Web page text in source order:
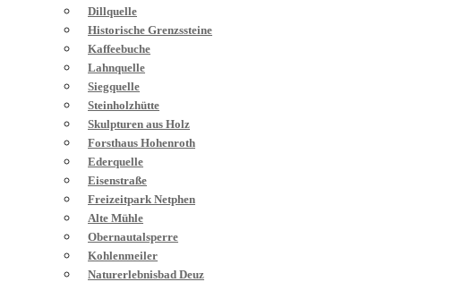
Dillquelle
Historische Grenzssteine
Kaffeebuche
Lahnquelle
Siegquelle
Steinholzhütte
Skulpturen aus Holz
Forsthaus Hohenroth
Ederquelle
Eisenstraße
Freizeitpark Netphen
Alte Mühle
Obernautalsperre
Kohlenmeiler
Naturerlebnisbad Deuz